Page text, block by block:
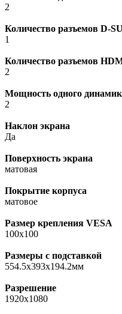
2
Количество разъемов D-
1
Количество разъемов
2
Мощность одного
2
Наклон экрана
Да
Поверхность экрана
матовая
Покрытие корпуса
матовое
Размер крепления VESA
100х100
Размеры с подставкой
554.5x393x194.2мм
Разрешение
1920x1080